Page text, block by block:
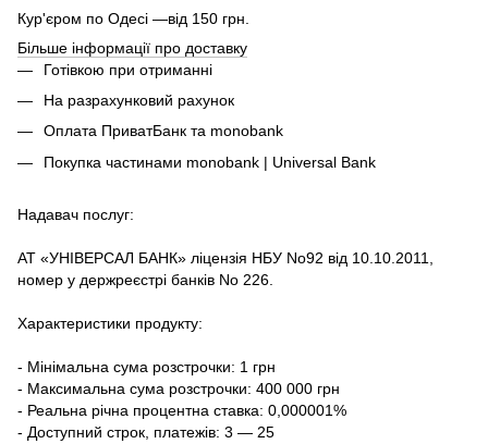
Кур'єром по Одесі —від 150 грн.
Більше інформації про доставку
Готівкою при отриманні
На разрахунковий рахунок
Оплата ПриватБанк та monobank
Покупка частинами monobank | Universal Bank
Надавач послуг:
АТ «УНІВЕРСАЛ БАНК» ліцензія НБУ No92 від 10.10.2011,
номер у держреєстрі банків No 226.
Характеристики продукту:
- Мінімальна сума розстрочки: 1 грн
- Максимальна сума розстрочки: 400 000 грн
- Реальна річна процентна ставка: 0,000001%
- Доступний строк, платежів: 3 — 25